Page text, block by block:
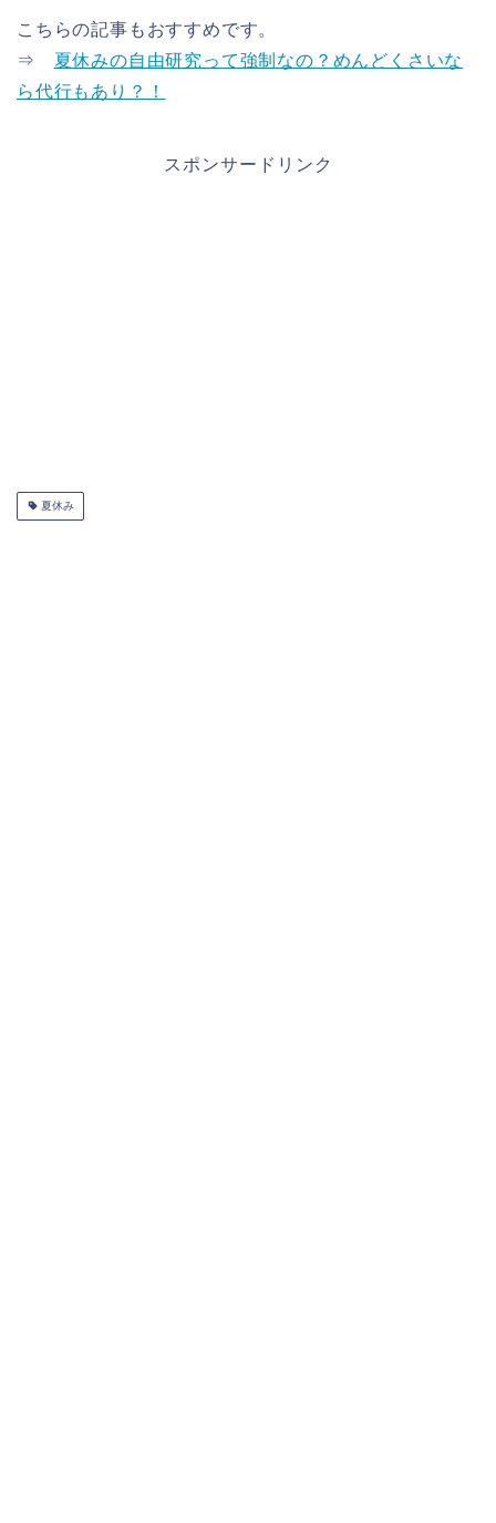
こちらの記事もおすすめです。
⇒ 夏休みの自由研究って強制なの？めんどくさいな
ら代行もあり？！
スポンサードリンク
夏休み